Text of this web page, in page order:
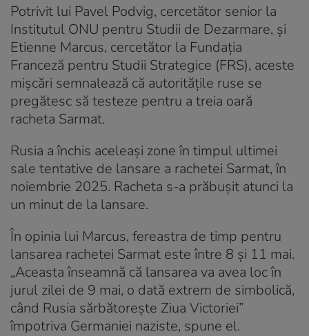
Potrivit lui Pavel Podvig, cercetător senior la
Institutul ONU pentru Studii de Dezarmare, și
Etienne Marcus, cercetător la Fundația
Franceză pentru Studii Strategice (FRS), aceste
mișcări semnalează că autoritățile ruse se
pregătesc să testeze pentru a treia oară
racheta Sarmat.
Rusia a închis aceleași zone în timpul ultimei
sale tentative de lansare a rachetei Sarmat, în
noiembrie 2025. Racheta s-a prăbușit atunci la
un minut de la lansare.
În opinia lui Marcus, fereastra de timp pentru
lansarea rachetei Sarmat este între 8 și 11 mai.
„Aceasta înseamnă că lansarea va avea loc în
jurul zilei de 9 mai, o dată extrem de simbolică,
când Rusia sărbătorește Ziua Victoriei”
împotriva Germaniei naziste, spune el.